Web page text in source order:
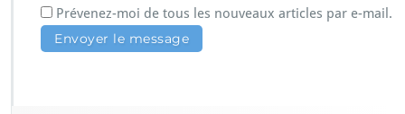
Prévenez-moi de tous les nouveaux articles par e-mail.